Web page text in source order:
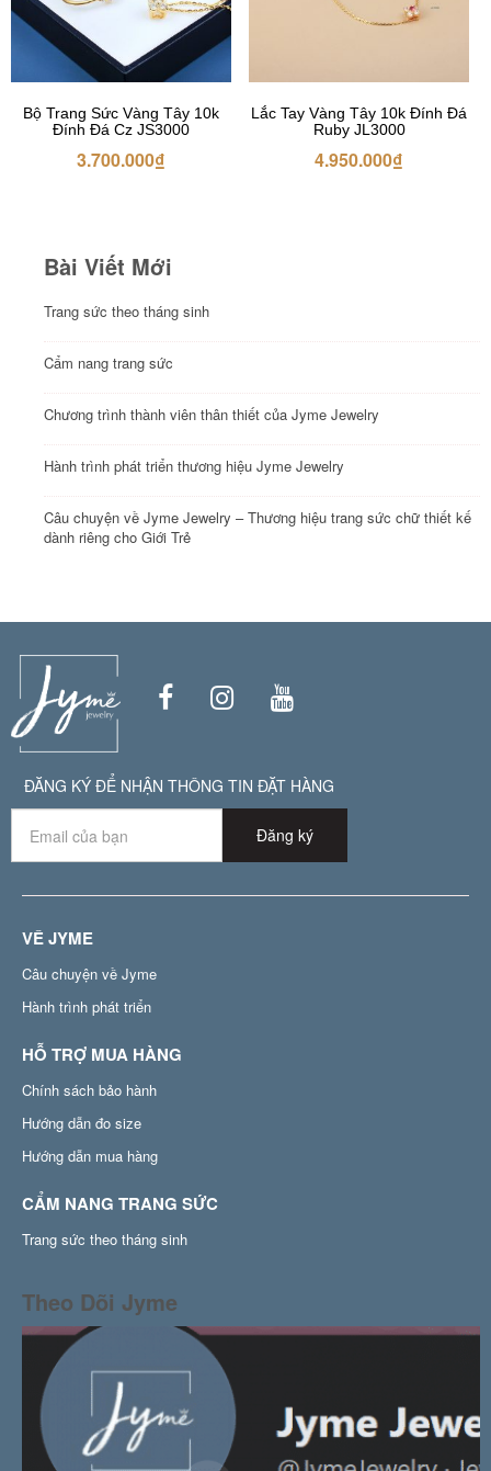
Bộ Trang Sức Vàng Tây 10k
Đính Đá Cz JS3000
3.700.000₫
Lắc Tay Vàng Tây 10k Đính Đá
Ruby JL3000
4.950.000₫
Bài Viết Mới
Trang sức theo tháng sinh
Cẩm nang trang sức
Chương trình thành viên thân thiết của Jyme Jewelry
Hành trình phát triển thương hiệu Jyme Jewelry
Câu chuyện về Jyme Jewelry – Thương hiệu trang sức chữ thiết kế
dành riêng cho Giới Trẻ
ĐĂNG KÝ ĐỂ NHẬN THÔNG TIN ĐẶT HÀNG
Đăng ký
VỀ JYME
Câu chuyện về Jyme
Hành trình phát triển
HỖ TRỢ MUA HÀNG
Chính sách bảo hành
Hướng dẫn đo size
Hướng dẫn mua hàng
CẨM NANG TRANG SỨC
Trang sức theo tháng sinh
Theo Dõi Jyme